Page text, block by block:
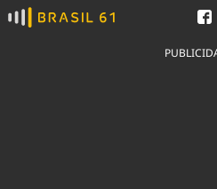
Ver todas as notícias